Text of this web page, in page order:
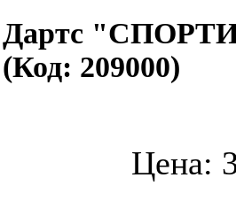
Дартс
(Код: 209000)
Цена: